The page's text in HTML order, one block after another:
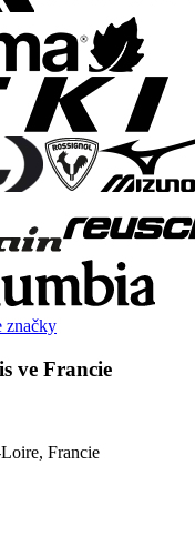
značky
ve Francie
Francie